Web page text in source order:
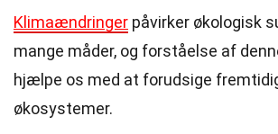
Klimaændringer påvirker økologisk
mange måder, og forståelse af
hjælpe os med at forudsige
økosystemer.